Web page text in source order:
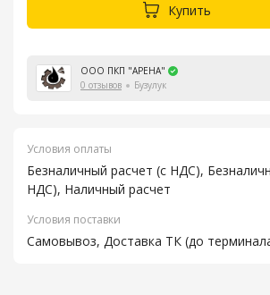
Купить
ООО ПКП "АРЕНА"
0 отзывов
Бузулук
Условия оплаты
Безналичный расчет (с НДС),
НДС), Наличный расчет
Условия поставки
Самовывоз, Доставка ТК (до